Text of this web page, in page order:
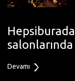
Devamı